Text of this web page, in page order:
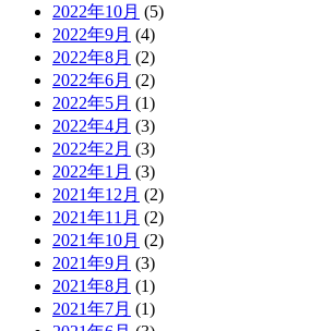
2022年10月 (5)
2022年9月 (4)
2022年8月 (2)
2022年6月 (2)
2022年5月 (1)
2022年4月 (3)
2022年2月 (3)
2022年1月 (3)
2021年12月 (2)
2021年11月 (2)
2021年10月 (2)
2021年9月 (3)
2021年8月 (1)
2021年7月 (1)